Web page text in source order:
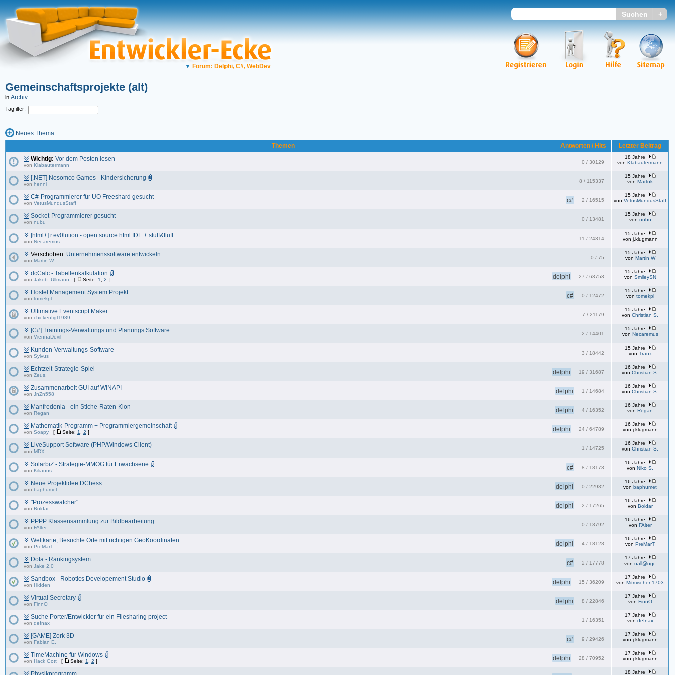
▼ Forum: Delphi, C#, WebDev
Gemeinschaftsprojekte (alt)
in Archiv
Tagfilter:
Neues Thema
Antworten / Hits
Themen Letzter Beitrag
0 / 30129
Wichtig: Vor dem Posten lesen
von Klabautermann
18 Jahre
von Klabautermann
8 / 115337
[.NET] Nosomco Games - Kindersicherung
von henni
15 Jahre
von Martok
2 / 16515
c#
C#-Programmierer für UO Freeshard gesucht
von VetusMundusStaff
15 Jahre
von VetusMundusStaff
0 / 13481
Socket-Programmierer gesucht
von nubu
15 Jahre
von nubu
11 / 24314
[html+] r.ev0lution - open source html IDE + stuff&fluff
von Necaremus
15 Jahre
von j.klugmann
0 / 75
Verschoben: Unternehmenssoftware entwickeln
von Martin W
15 Jahre
von Martin W
27 / 63753
delphi
dcCalc - Tabellenkalkulation
von Jakob_Ullmann [ Seite: 1 2 ]
15 Jahre
von SmileySN
0 / 12472
c#
Hostel Management System Projekt
von tomekpl
15 Jahre
von tomekpl
7 / 21179
Ultimative Eventscript Maker
von chickenfigt1989
15 Jahre
von Christian S.
2 / 14401
[C#] Trainings-Verwaltungs und Planungs Software
von ViennaDevil
15 Jahre
von Necaremus
3 / 18442
Kunden-Verwaltungs-Software
von Sylvus
15 Jahre
von Tranx
19 / 31687
delphi
Echtzeit-Strategie-Spiel
von Zeus.
16 Jahre
von Christian S.
1 / 14684
delphi
Zusammenarbeit GUI auf WINAPI
von JnZn558
16 Jahre
von Christian S.
4 / 16352
delphi
Manfredonia - ein Stiche-Raten-Klon
von Regan
16 Jahre
von Regan
24 / 64789
delphi
Mathematik-Programm + Programmiergemeinschaft
von Soapy [ Seite: 1 2 ]
16 Jahre
von j.klugmann
1 / 14725
LiveSupport Software (PHP/Windows Client)
von MDX
16 Jahre
von Christian S.
8 / 18173
c#
SolarbiZ - Strategie-MMOG für Erwachsene
von Kilianus
16 Jahre
von Niko S.
0 / 22932
delphi
Neue Projektidee DChess
von baphumet
16 Jahre
von baphumet
2 / 17265
delphi
"Prozesswatcher"
von Boldar
16 Jahre
von Boldar
0 / 13792
PPPP Klassensammlung zur Bildbearbeitung
von FAlter
16 Jahre
von FAlter
4 / 18128
delphi
Weltkarte, Besuchte Orte mit richtigen GeoKoordinaten
von PreMarT
16 Jahre
von PreMarT
2 / 17778
c#
Dota - Rankingsystem
von Jake 2.0
17 Jahre
von uall@ogc
15 / 36209
delphi
Sandbox - Robotics Developement Studio
von Hidden
17 Jahre
von Mitmischer 1703
8 / 22846
delphi
Virtual Secretary
von FinnO
17 Jahre
von FinnO
1 / 16351
Suche Porter/Entwickler für ein Filesharing project
von defnax
17 Jahre
von defnax
9 / 29426
c#
[GAME] Zork 3D
von Fabian E.
17 Jahre
von j.klugmann
28 / 70952
delphi
TimeMachine für Windows
von Hack Gott [ Seite: 1 2 ]
17 Jahre
von j.klugmann
18 Jahre